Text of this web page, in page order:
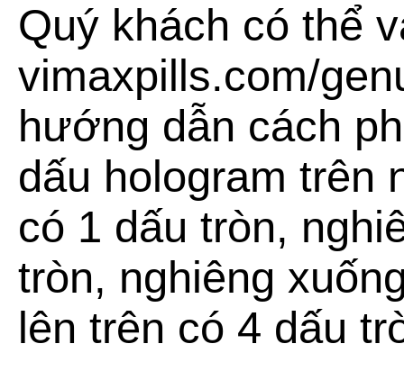
Quý khách có thể
vimaxpills.com/
hướng dẫn cách
dấu hologram trên
có 1 dấu tròn,
tròn, nghiêng
lên trên có 4 dấu